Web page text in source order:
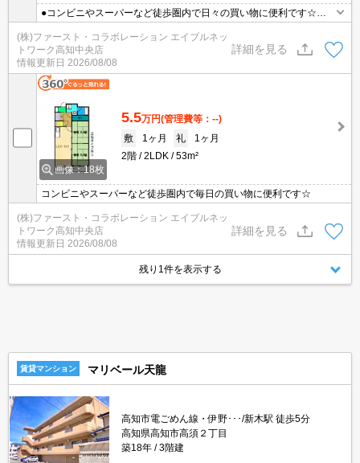
●コンビニやスーパーなど徒歩圏内で日々の買い物に便利です☆ ●
エアコンあり ●駐車場1台込み
(株)ファースト・コラボレーション エイブルネッ
トワーク高知中央店
情報更新日 2026/08/08
詳細を見る
画像：18枚
5.5万円(管理費等：--)
敷
1ヶ月 礼
1ヶ月
2階
2LDK 53m²
コンビニやスーパーなど徒歩圏内で毎日の買い物に便利です☆
(株)ファースト・コラボレーション エイブルネッ
トワーク高知中央店
情報更新日 2026/08/08
詳細を見る
残り1件を表示する
賃貸マンション マリベール天龍
高知市電ごめん線・伊野･･･/新木駅 徒歩5分
高知県高知市高須２丁目
築18年
3階建